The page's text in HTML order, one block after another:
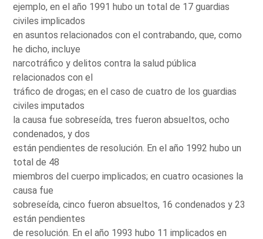
ejemplo, en el año 1991 hubo un total de 17 guardias
civiles implicados
en asuntos relacionados con el contrabando, que, como
he dicho, incluye
narcotráfico y delitos contra la salud pública
relacionados con el
tráfico de drogas; en el caso de cuatro de los guardias
civiles imputados
la causa fue sobreseída, tres fueron absueltos, ocho
condenados, y dos
están pendientes de resolución. En el año 1992 hubo un
total de 48
miembros del cuerpo implicados; en cuatro ocasiones la
causa fue
sobreseída, cinco fueron absueltos, 16 condenados y 23
están pendientes
de resolución. En el año 1993 hubo 11 implicados en